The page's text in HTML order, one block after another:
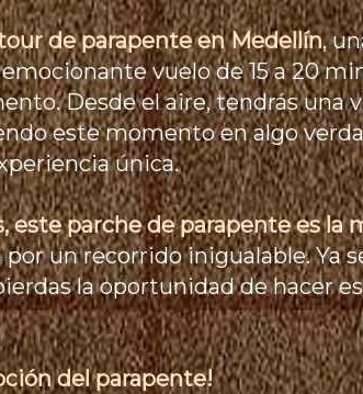
de parapente en Medellín,
vuelo de 15 a 20
Desde el aire, tendrás una
este momento en algo
única.
este parche de parapente es la
un recorrido inigualable. Ya
la oportunidad de hacer
del parapente!